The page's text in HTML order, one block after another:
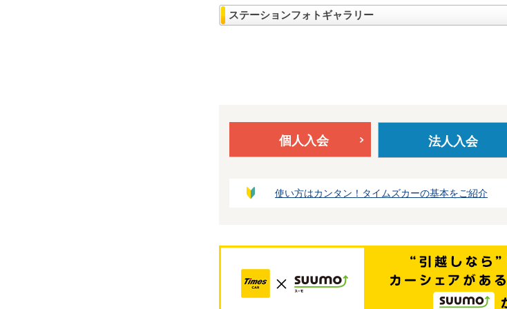
ステーションフォトギャラリー
個人入会 法人入会
使い方はカンタン！タイムズカーの基本をご紹介